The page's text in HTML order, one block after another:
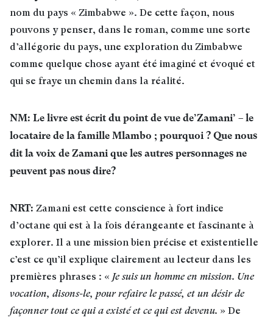
nom du pays « Zimbabwe ». De cette façon, nous
pouvons y penser, dans le roman, comme une sorte
d’allégorie du pays, une exploration du Zimbabwe
comme quelque chose ayant été imaginé et évoqué et
qui se fraye un chemin dans la réalité.
NM: Le livre est écrit du point de vue de’Zamani’ – le
locataire de la famille Mlambo ; pourquoi ? Que nous
dit la voix de Zamani que les autres personnages ne
peuvent pas nous dire?
NRT: Zamani est cette conscience à fort indice
d’octane qui est à la fois dérangeante et fascinante à
explorer. Il a une mission bien précise et existentielle
c’est ce qu’il explique clairement au lecteur dans les
premières phrases : « Je suis un homme en mission. Une
vocation, disons-le, pour refaire le passé, et un désir de
façonner tout ce qui a existé et ce qui est devenu. » De